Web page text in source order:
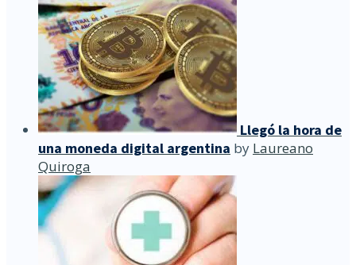
Llegó la hora de
una moneda digital argentina by Laureano
Quiroga